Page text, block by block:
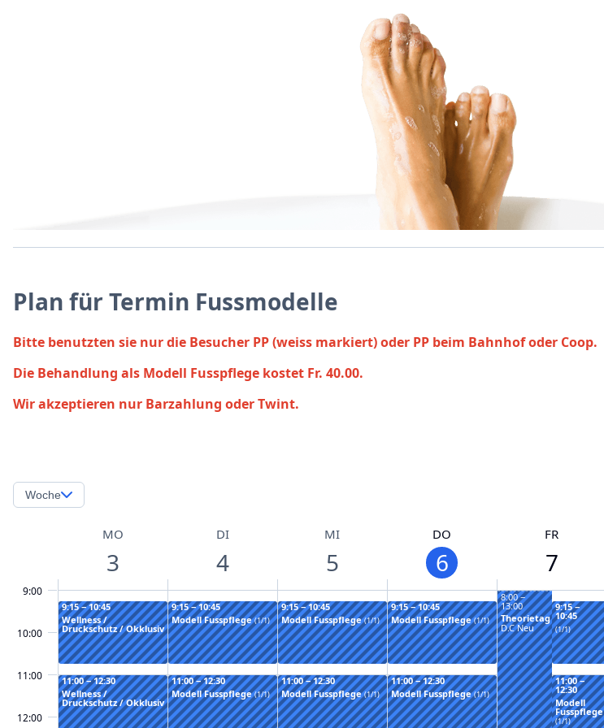
Plan für Termin Fussmodelle
Bitte benutzten sie nur die Besucher PP (weiss markiert) oder PP beim Bahnhof oder Coop.
Die Behandlung als Modell Fusspflege kostet Fr. 40.00.
Wir akzeptieren nur Barzahlung oder Twint.
Woche
MO
3
DI
4
MI
5
DO
6
FR
7
9:00
10:00
11:00
12:00
9:15 − 10:45
Wellness /
Druckschutz / Okklusiv
11:00 − 12:30
Wellness /
Druckschutz / Okklusiv
9:15 − 10:45
Modell Fusspflege(1/1)
11:00 − 12:30
Modell Fusspflege(1/1)
9:15 − 10:45
Modell Fusspflege(1/1)
11:00 − 12:30
Modell Fusspflege(1/1)
9:15 − 10:45
Modell Fusspflege(1/1)
11:00 − 12:30
Modell Fusspflege(1/1)
8:00 −
13:00
Theorietag
D.C Neu
9:15 −
10:45
(1/1)
11:00 −
12:30
Modell
Fusspflege
(1/1)